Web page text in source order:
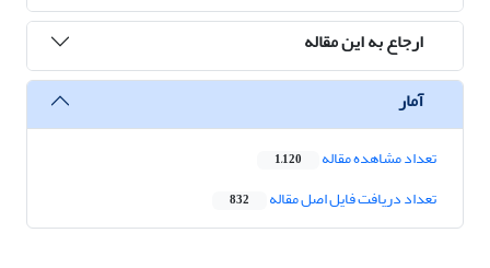
ارجاع به این مقاله
آمار
تعداد مشاهده مقاله 1,120
تعداد دریافت فایل اصل مقاله 832